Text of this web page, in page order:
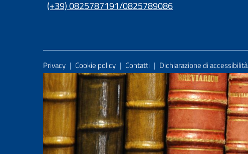
(+39) 0825787191/0825789086
Useful Links Section
Privacy | Cookie policy | Contatti | Dichiarazione di accessibilità